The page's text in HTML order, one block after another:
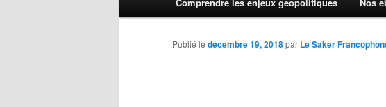
Publié le décembre 19, 2018par Le Saker